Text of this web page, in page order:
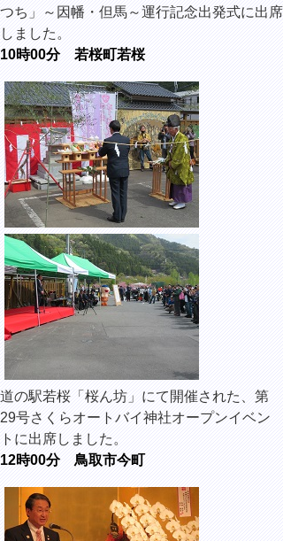
つち」～因幡・但馬～運行記念出発式に出席
しました。
10時00分 若桜町若桜
道の駅若桜「桜ん坊」 にて開催された、 第
29号さくらオートバイ神社オープンイベン
トに出席しました 。
12時00分 鳥取市今町